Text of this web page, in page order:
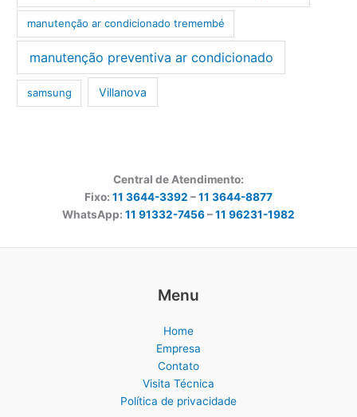
manutenção ar condicionado tremembé
manutenção preventiva ar condicionado
samsung Villanova
Central de Atendimento:
Fixo: 11 3644-3392 –11 3644-8877
WhatsApp: 11 91332-7456–11 96231-1982
Menu
Home
Empresa
Contato
Visita Técnica
Política de privacidade